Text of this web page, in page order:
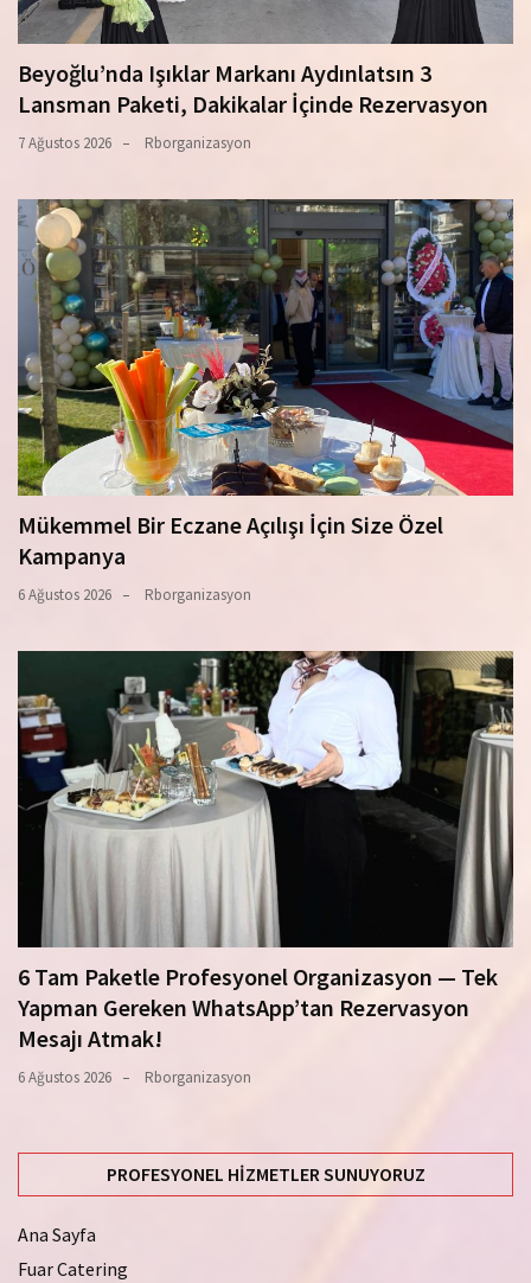
Beyoğlu’nda Işıklar Markanı Aydınlatsın 3
Lansman Paketi, Dakikalar İçinde Rezervasyon
7 Ağustos 2026 Rborganizasyon
Mükemmel Bir Eczane Açılışı İçin Size Özel
Kampanya
6 Ağustos 2026 Rborganizasyon
6 Tam Paketle Profesyonel Organizasyon — Tek
Yapman Gereken WhatsApp’tan Rezervasyon
Mesajı Atmak!
6 Ağustos 2026 Rborganizasyon
PROFESYONEL HIZMETLER SUNUYORUZ
Ana Sayfa
Fuar Catering